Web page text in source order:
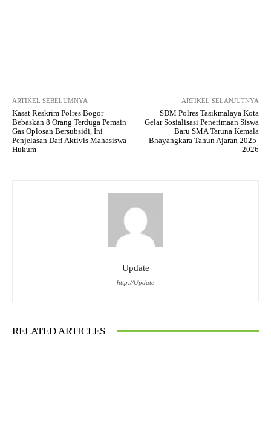
ARTIKEL SEBELUMNYA
Kasat Reskrim Polres Bogor
Bebaskan 8 Orang Terduga Pemain
Gas Oplosan Bersubsidi, Ini
Penjelasan Dari Aktivis Mahasiswa
Hukum
ARTIKEL SELANJUTNYA
SDM Polres Tasikmalaya Kota
Gelar Sosialisasi Penerimaan Siswa
Baru SMA Taruna Kemala
Bhayangkara Tahun Ajaran 2025-
2026
Update
http://Update
RELATED ARTICLES